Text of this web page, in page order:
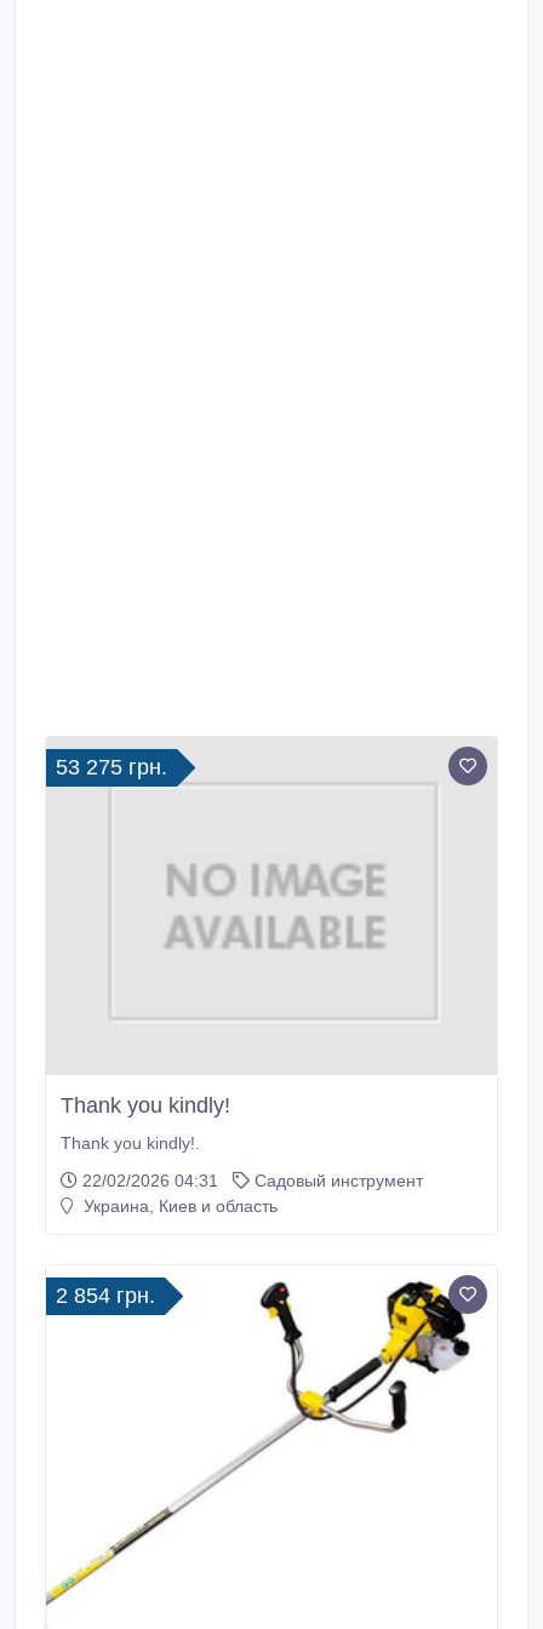
53 275 грн.
Thank you kindly!
Thank you kindly!.
22/02/2026 04:31
Садовый инструмент
Украина, Киев и область
2 854 грн.